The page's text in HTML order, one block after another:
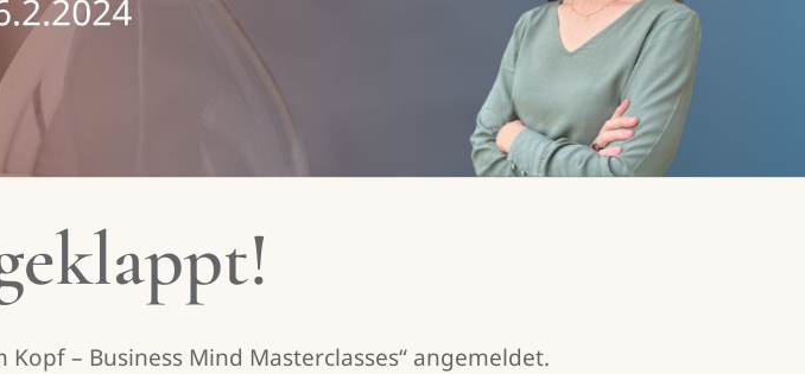
– Business Mind Masterclasses“ angemeldet.